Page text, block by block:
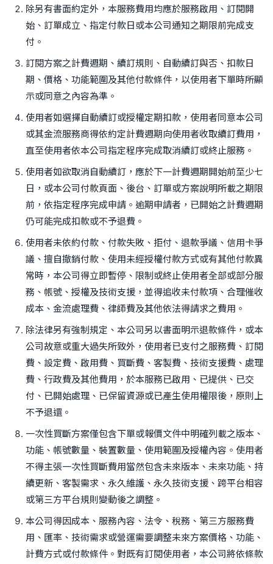
除另有書面約定外，本服務費用均應於服務啟用、訂閱開
始、訂單成立、指定付款日或本公司通知之期限前完成支
付。
訂閱方案之計費週期、續訂規則、自動續訂與否、扣款日
期、價格、功能範圍及其他付款條件，以使用者下單時所顯
示或同意之內容為準。
使用者如選擇自動續訂或授權定期扣款，使用者同意本公司
或其金流服務商得依約定計費週期向使用者收取續訂費用，
直至使用者依本公司指定程序完成取消續訂或終止服務。
使用者如欲取消自動續訂，應於下一計費週期開始前至少七
日，或本公司付款頁面、後台、訂單或方案說明所載之期限
前，依指定程序完成申請。逾期申請者，已開始之計費週期
仍可能完成扣款或不予退費。
使用者未依約付款、付款失敗、拒付、退款爭議、信用卡爭
議、擅自撤銷付款、使用未經授權付款方式或有其他付款異
常時，本公司得立即暫停、限制或終止使用者全部或部分服
務、帳號、授權及技術支援，並得追收未付款項、合理催收
成本、金流處理費、律師費及其他依法得請求之費用。
除法律另有強制規定、本公司另以書面明示退款條件，或本
公司故意或重大過失所致外，使用者已支付之服務費、訂閱
費、設定費、啟用費、買斷費、客製費、技術支援費、處理
費、行政費及其他費用，於本服務已啟用、已提供、已交
付、已開始處理、已保留資源或已產生使用權限後，原則上
不予退還。
一次性買斷方案僅包含下單或報價文件中明確列載之版本、
功能、帳號數量、裝置數量、使用範圍及授權內容。使用者
不得主張一次性買斷費用當然包含未來版本、未來功能、持
續更新、客製需求、永久維護、永久技術支援、跨平台相容
或第三方平台規則變動後之調整。
本公司得因成本、服務內容、法令、稅務、第三方服務費
用、匯率、技術需求或營運需要調整未來方案價格、功能、
計費方式或付款條件。對既有訂閱使用者，本公司將依條款